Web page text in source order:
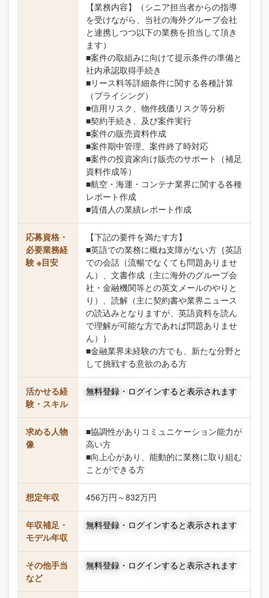
【業務内容】（シニア担当者からの指導
を受けながら、当社の海外グループ会社
と連携しつつ以下の業務を担当して頂き
ます）
■案件の取組みに向けて提示条件の準備と
社内承認取得手続き
■リース料等詳細条件に関する各種計算
（プライシング）
■信用リスク、物件残価リスク等分析
■契約手続き、及び案件実行
■案件の販売資料作成
■案件期中管理、案件終了時対応
■案件の投資家向け販売のサポート（補足
資料作成等）
■航空・海運・コンテナ業界に関する各種
レポート作成
■賃借人の業績レポート作成
応募資格・
必要業務経
験 ※目安
【下記の要件を満たす方】
■英語での業務に概ね支障がない方｛英語
での会話（流暢でなくても問題ありませ
ん）、文書作成（主に海外のグループ会
社・金融機関等との英文メールのやりと
り）、読解（主に契約書や業界ニュース
の読込みとなりますが、英語資料を読ん
で理解が可能な方であれば問題ありませ
ん）｝
■金融業界未経験の方でも、新たな分野と
して挑戦する意欲のある方
活かせる経
験・スキル
無料登録・ログインすると表示されます
求める人物
像
■協調性がありコミュニケーション能力が
高い方
■向上心があり、能動的に業務に取り組む
ことができる方
想定年収 456万円～832万円
年収補足・
モデル年収
無料登録・ログインすると表示されます
その他手当
など
無料登録・ログインすると表示されます